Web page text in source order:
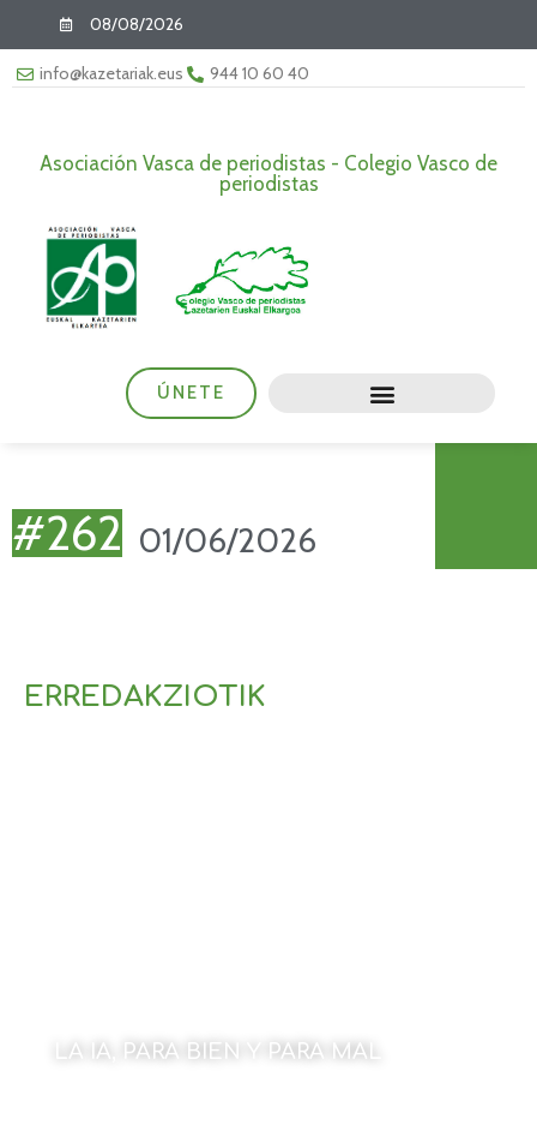
08/08/2026
info@kazetariak.eus 944 10 60 40
Asociación Vasca de periodistas - Colegio Vasco de
periodistas
ÚNETE
#262 01/06/2026
ERREDAKZIOTIK
LA IA, PARA BIEN Y PARA MAL